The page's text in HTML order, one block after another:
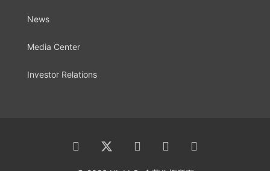
News
Media Center
Investor Relations